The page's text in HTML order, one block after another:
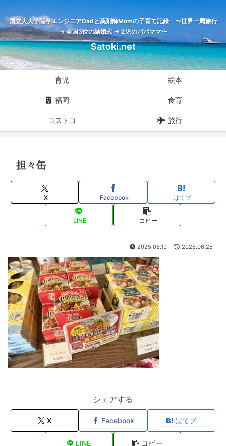
国立大大学院卒エンジニアDadと薬剤師Momの子育て記録 〜世界一周旅行
→ 全国3位の結婚式 → 2児のパパママ〜
Satoki.net
育児 絵本
福岡 食育
コストコ 旅行
担々缶
X Facebook はてブ
LINE コピー
2025.05.19 2025.06.25
シェアする
X Facebook はてブ
LINE コピー